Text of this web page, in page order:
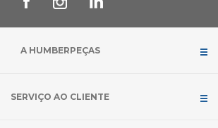
A HUMBERPEÇAS
SERVIÇO AO CLIENTE